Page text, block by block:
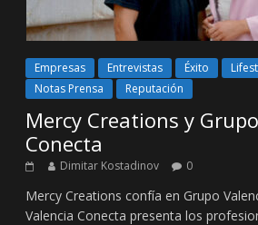
Empresas Entrevistas Éxito
Notas Prensa
Reputación
Mercy Creations y
Conecta
Dimitar Kostadinov 0
Mercy Creations confía en Grupo
Valencia Conecta presenta los